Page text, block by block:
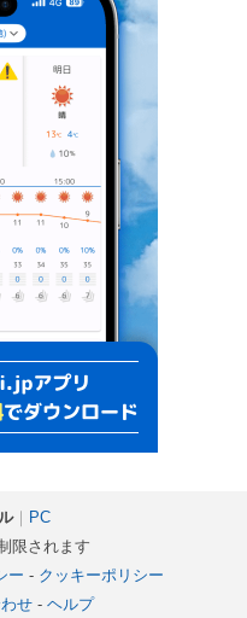
｜ PC
限されます
ー - クッキーポリシー
せ- ヘルプ